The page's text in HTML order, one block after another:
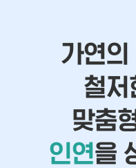
가연의
철저
맞춤
인연을